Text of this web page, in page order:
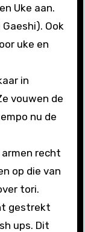
Uke aan.
Ook
uke en
in
vouwen de
nu de
recht
op die van
tori.
gestrekt
ups. Dit